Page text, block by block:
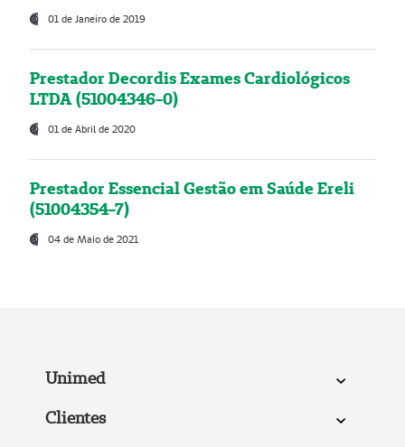
01 de Janeiro de 2019
Prestador Decordis Exames Cardiológicos
LTDA (51004346-0)
01 de Abril de 2020
Prestador Essencial Gestão em Saúde Ereli
(51004354-7)
04 de Maio de 2021
Unimed
Clientes